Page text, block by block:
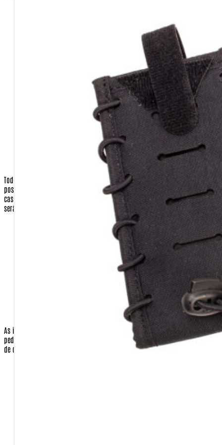
Senha (você escolherá no ato de se cadastrar)
Telefone Fixo e celular
Todos os dados de endereçamento são utilizados apenas para que
possamos enviar os produtos requisitados pelo cliente, ou a nota fiscal, em
caso de presente para terceiros.
Nenhuma correspondência promocional
será enviada sem o consentimento do cliente.
Operadora do Cartão de Crédito (apenas quando a opção de
pagamento for com cartão)
Número do Cartão de Crédito (apenas quando a opção de
pagamento for com cartão)
Código de Segurança do Cartão de Crédito (apenas quando a
opção de pagamento for com cartão)
Validade do cartão (apenas quando a opção de pagamento
As informações do cartão de crédito são necessárias para o faturamento do
pedido, apenas quando o cliente for efetuar o pagamento com o seu cartão
de crédito.No caso de envio de sua compra para terceiros: